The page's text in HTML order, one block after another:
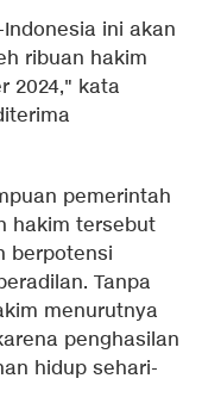
ini akan
ribuan hakim
2024," kata
pemerintah
hakim tersebut
berpotensi
Tanpa
menurutnya
penghasilan
hidup sehari-